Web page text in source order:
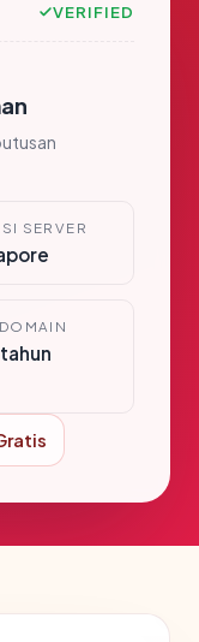
VERIFIED
SERVER